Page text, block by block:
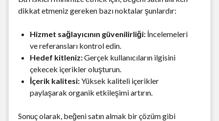
dikkat etmeniz gereken bazı noktalar şunlardır:
Hizmet sağlayıcının güvenilirliği:İncelemeleri
ve referansları kontrol edin.
Hedef kitleniz:Gerçek kullanıcıların ilgisini
çekecek içerikler oluşturun.
İçerik kalitesi:Yüksek kaliteli içerikler
paylaşarak organik etkileşimi artırın.
Sonuç olarak, beğeni satın almak bir çözüm gibi